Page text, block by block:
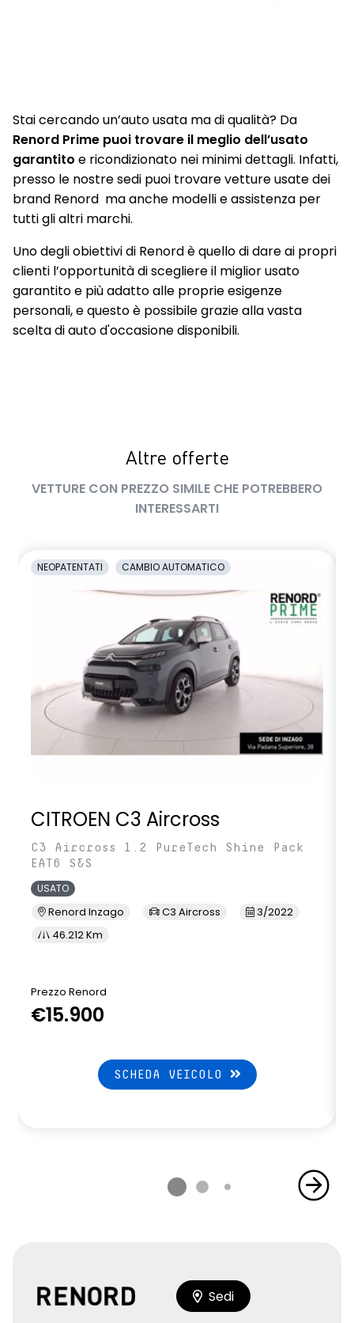
Retrovisori esterni in nero lucido
Riconoscimento segnaletica stradale e allarme
superamento limite di velocità (Over Speed Prevention)
Sedili anteriori con regolazione elettrica (e regolazione
lombare per conducente)
Sedili anteriori riscaldabili
Sedili esclusivi R.S. line nero con impunture rosse
Sedili posteriori ribaltabili 1/3 - 2/3 con bracciolo centrale e 2
portabicchieri
Sensori di parcheggio a 360°
Shark antenna
Sistema audio Arkamys con 6 altoparlanti
Sistema multimediale Renault EASY LINK con Touchscreen
9,3" e sistema di Navigazione 3D, aggiornamenti automatici
(OTA), Bluetooth con riconoscimento vocale, Radio DAB
Ski anteriore e posteriore in metallo scuro con doppio
scarico cromato
Smartphone replication compatibile con Android Auto e
AppleCarPlay
Striscia decorativa specifica in carbon look sui pannelli porta
Volante riscaldabile
Stai cercando un’auto usata ma di qualità? Da
Renord Prime puoi trovare il meglio dell’usato
garantito e ricondizionato nei minimi dettagli. Infatti,
presso le nostre sedi puoi trovare vetture usate dei
brand Renord ma anche modelli e assistenza per
tutti gli altri marchi.
Uno degli obiettivi di Renord è quello di dare ai propri
clienti l’opportunità di scegliere il miglior usato
garantito e più adatto alle proprie esigenze
personali, e questo è possibile grazie alla vasta
scelta di auto d'occasione disponibili.
Altre offerte
VETTURE CON PREZZO SIMILE CHE POTREBBERO
INTERESSARTI
NEOPATENTATI CAMBIO AUTOMATICO
CITROEN C3 Aircross
C3 Aircross 1.2 PureTech Shine Pack
EAT6 S&S
USATO
Renord Inzago C3 Aircross
3/2022
46.212 Km
Prezzo Renord
€15.900
SCHEDA VEICOLO
Sedi